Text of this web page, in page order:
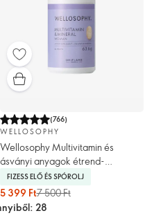
(766)
WELLOSOPHY
Wellosophy Multivitamin és
ásványi anyagok étrend-
kiegészítő tabletta nőknek
FIZESS ELŐ ÉS SPÓROLJ
5 399 Ft7 500 Ft
28